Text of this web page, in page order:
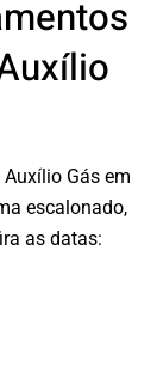
Gás em
escalonado,
as datas: